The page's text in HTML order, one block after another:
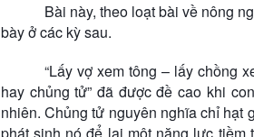
Bài này, theo loạt bài về nông
bày ở các kỳ sau.
“Lấy vợ xem tông – lấy chồng
hay chủng tử” đã được đề cao khi
nhiên. Chủng tử nguyên nghĩa chỉ hạt